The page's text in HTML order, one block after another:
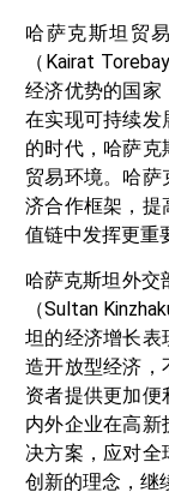
哈萨克斯坦贸
（Kairat
经济优势的国家
在实现可持续发
的时代，哈萨克
贸易环境。哈
济合作框架，提
值链中发挥更重
哈萨克斯坦外交
（Sultan
坦的经济增长表
造开放型经济，
资者提供更加便
内外企业在高
决方案，应对全
创新的理念，继